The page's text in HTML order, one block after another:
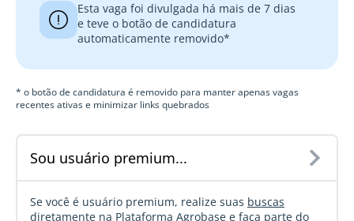
Esta vaga foi divulgada há mais de 7 dias
e teve o botão de candidatura
automaticamente removido*
* o botão de candidatura é removido para manter apenas vagas
recentes ativas e minimizar links quebrados
Sou usuário premium...
Se você é usuário premium, realize suas buscas
diretamente na Plataforma Agrobase e faça parte do